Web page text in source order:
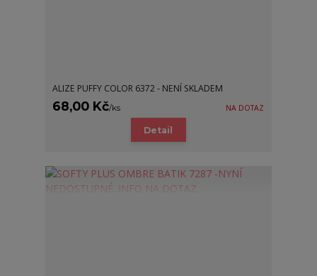
ALIZE PUFFY COLOR 6372 - NENÍ SKLADEM
68,00 Kč/ks NA DOTAZ
Detail